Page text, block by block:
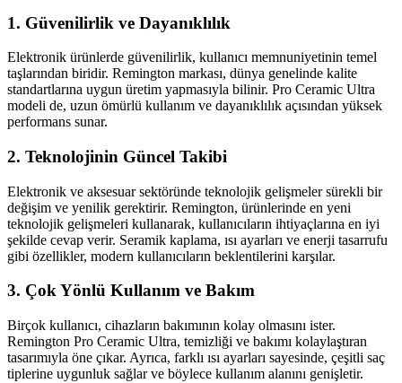
1. Güvenilirlik ve Dayanıklılık
Elektronik ürünlerde güvenilirlik, kullanıcı memnuniyetinin temel
taşlarından biridir. Remington markası, dünya genelinde kalite
standartlarına uygun üretim yapmasıyla bilinir. Pro Ceramic Ultra
modeli de, uzun ömürlü kullanım ve dayanıklılık açısından yüksek
performans sunar.
2. Teknolojinin Güncel Takibi
Elektronik ve aksesuar sektöründe teknolojik gelişmeler sürekli bir
değişim ve yenilik gerektirir. Remington, ürünlerinde en yeni
teknolojik gelişmeleri kullanarak, kullanıcıların ihtiyaçlarına en iyi
şekilde cevap verir. Seramik kaplama, ısı ayarları ve enerji tasarrufu
gibi özellikler, modern kullanıcıların beklentilerini karşılar.
3. Çok Yönlü Kullanım ve Bakım
Birçok kullanıcı, cihazların bakımının kolay olmasını ister.
Remington Pro Ceramic Ultra, temizliği ve bakımı kolaylaştıran
tasarımıyla öne çıkar. Ayrıca, farklı ısı ayarları sayesinde, çeşitli saç
tiplerine uygunluk sağlar ve böylece kullanım alanını genişletir.